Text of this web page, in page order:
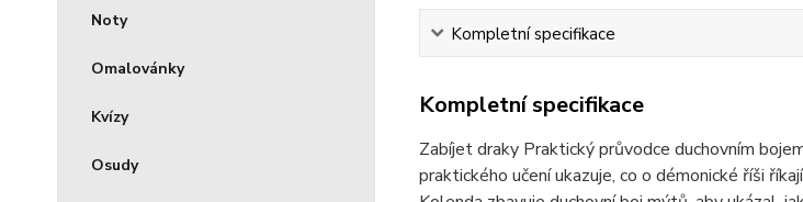
Noty
Omalovánky
Kvízy
Osudy
Kompletní specifikace
Kompletní specifikace
Zabíjet draky Praktický průvodce duchovním
praktického učení ukazuje, co o démonické říši